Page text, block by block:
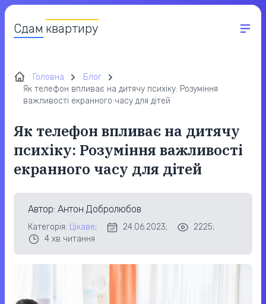
Сдам квартиру
Головна
Блог
Як телефон впливає на дитячу психіку: Розуміння
важливості екранного часу для дітей
Як телефон впливає на дитячу
психіку: Розуміння важливості
екранного часу для дітей
Автор: Антон Добролюбов
Категорія: Цікаве; 24.06.2023;
2225;
4 хв читання